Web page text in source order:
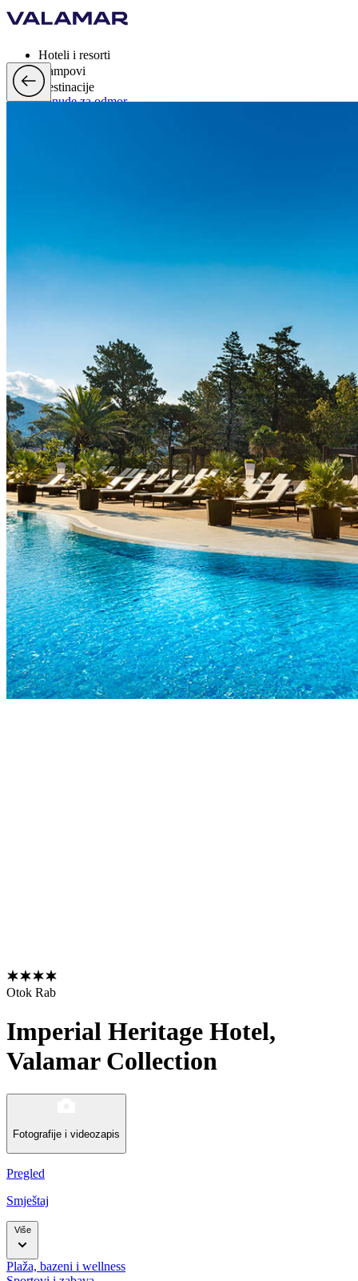
Hoteli i resorti
Kampovi
Destinacije
Ponude za odmor
Otok Rab
Imperial Heritage Hotel,
Valamar Collection
Fotografije i videozapis
Pregled
Smještaj
Više
Plaža, bazeni i wellness